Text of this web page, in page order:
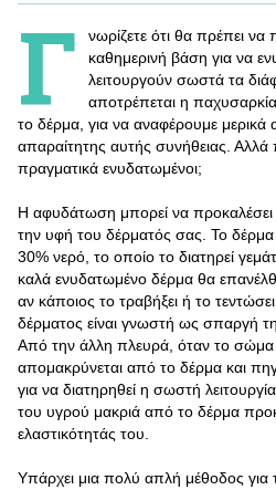
Γ
νωρίζετε ότι θα πρέπει να
καθημερινή βάση για να
λειτουργούν σωστά τα
αποτρέπεται η
το δέρμα, για να αναφέρουμε μερικά
απαραίτητης αυτής συνήθειας. Αλλά
πραγματικά ενυδατωμένοι;
Η αφυδάτωση μπορεί να προκαλέσει
την υφή του δέρματός σας. Το δέρμα
30% νερό, το οποίο το διατηρεί
καλά ενυδατωμένο δέρμα θα
αν κάποιος το τραβήξει ή το
δέρματος είναι γνωστή ως σπαργή
Από την άλλη πλευρά, όταν το σώμα
απομακρύνεται από το δέρμα και
για να διατηρηθεί η σωστή
του υγρού μακριά από το δέρμα
ελαστικότητάς του.
Υπάρχει μια πολύ απλή μέθοδος για